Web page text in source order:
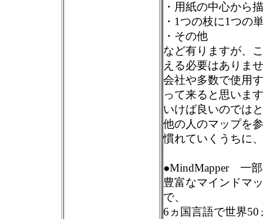
・用紙の中心から
・1つの枝に1つの
・その他
など有りますが、
える必要はありま
会社や多数で使用
って来ると思いま
いけば良いのでは
他の人のマップを
慣れていくうちに
●MindMapper 一
豊富なマインドマ
で、
6ヵ国言語で世界